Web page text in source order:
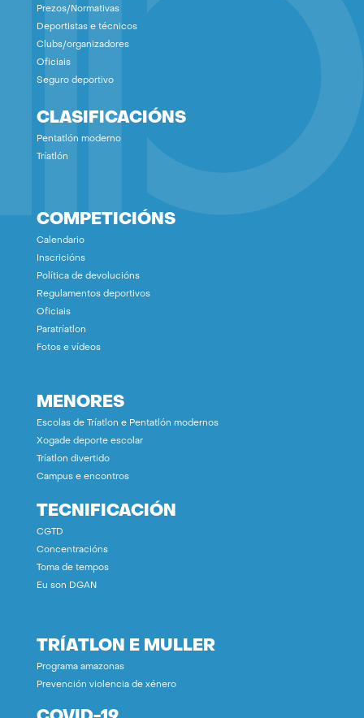
Prezos/Normativas
Deportistas e técnicos
Clubs/organizadores
Oficiais
Seguro deportivo
CLASIFICACIÓNS
Pentatlón moderno
Tríatlón
COMPETICIÓNS
Calendario
Inscricións
Política de devolucións
Regulamentos deportivos
Oficiais
Paratríatlon
Fotos e vídeos
MENORES
Escolas de Tríatlon e Pentatlón modernos
Xogade deporte escolar
Tríatlon divertido
Campus e encontros
TECNIFICACIÓN
CGTD
Concentracións
Toma de tempos
Eu son DGAN
TRÍATLON E MULLER
Programa amazonas
Prevención violencia de xénero